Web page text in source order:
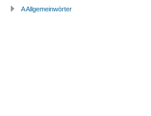
A Allgemeinwörter